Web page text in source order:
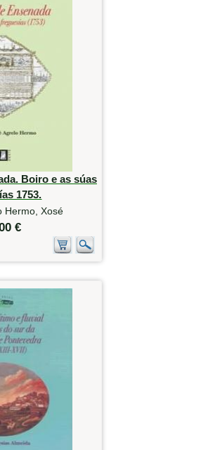
Boiro e as súas
1753.
Hermo, Xosé
€